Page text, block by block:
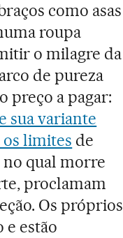
como asas
roupa
o milagre da
de pureza
preço a pagar:
sua variante
os limites de
qual morre
proclamam
Os próprios
e estão